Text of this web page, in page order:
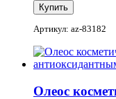
Артикул: az-83182
Олеос